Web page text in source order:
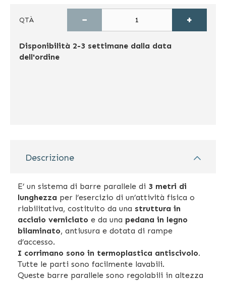
QTÀ − +
Disponibilità 2-3 settimane dalla data
dell'ordine
Descrizione
E’ un sistema di barre parallele di 3 metri di
lunghezza per l’esercizio di un’attività fisica o
riabilitativa, costituito da una struttura in
acciaio verniciato e da una pedana in legno
bilaminato, antiusura e dotata di rampe
d’accesso.
I corrimano sono in termoplastica antiscivolo.
Tutte le parti sono facilmente lavabili.
Queste barre parallele sono regolabili in altezza